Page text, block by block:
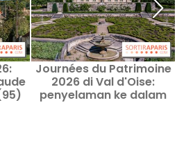
Journées du Patrimoine
2026 di Val d'Oise:
penyelaman ke dalam